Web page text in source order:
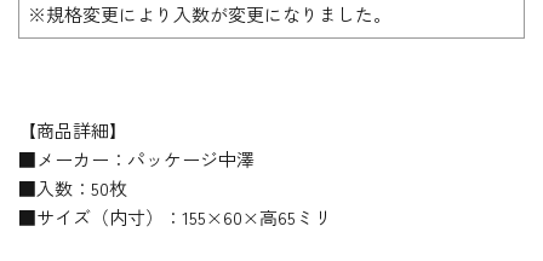
※規格変更により入数が変更になりました。
【商品詳細】
■メーカー：パッケージ中澤
■入数：50枚
■サイズ（内寸）：155×60×高65ミリ